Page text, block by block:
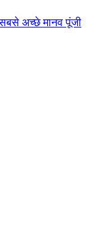
अच्छे मानव पूंजी